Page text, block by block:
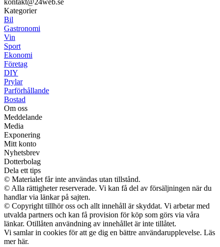
kontakt@24web.se
Kategorier
Bil
Gastronomi
Vin
Sport
Ekonomi
Företag
DIY
Prylar
Parförhållande
Bostad
Om oss
Meddelande
Media
Exponering
Mitt konto
Nyhetsbrev
Dotterbolag
Dela ett tips
© Materialet får inte användas utan tillstånd.
© Alla rättigheter reserverade. Vi kan få del av försäljningen när du
handlar via länkar på sajten.
© Copyright tillhör oss och allt innehåll är skyddat. Vi arbetar med
utvalda partners och kan få provision för köp som görs via våra
länkar. Otillåten användning av innehållet är inte tillåtet.
Vi samlar in cookies för att ge dig en bättre användarupplevelse. Läs
mer här.